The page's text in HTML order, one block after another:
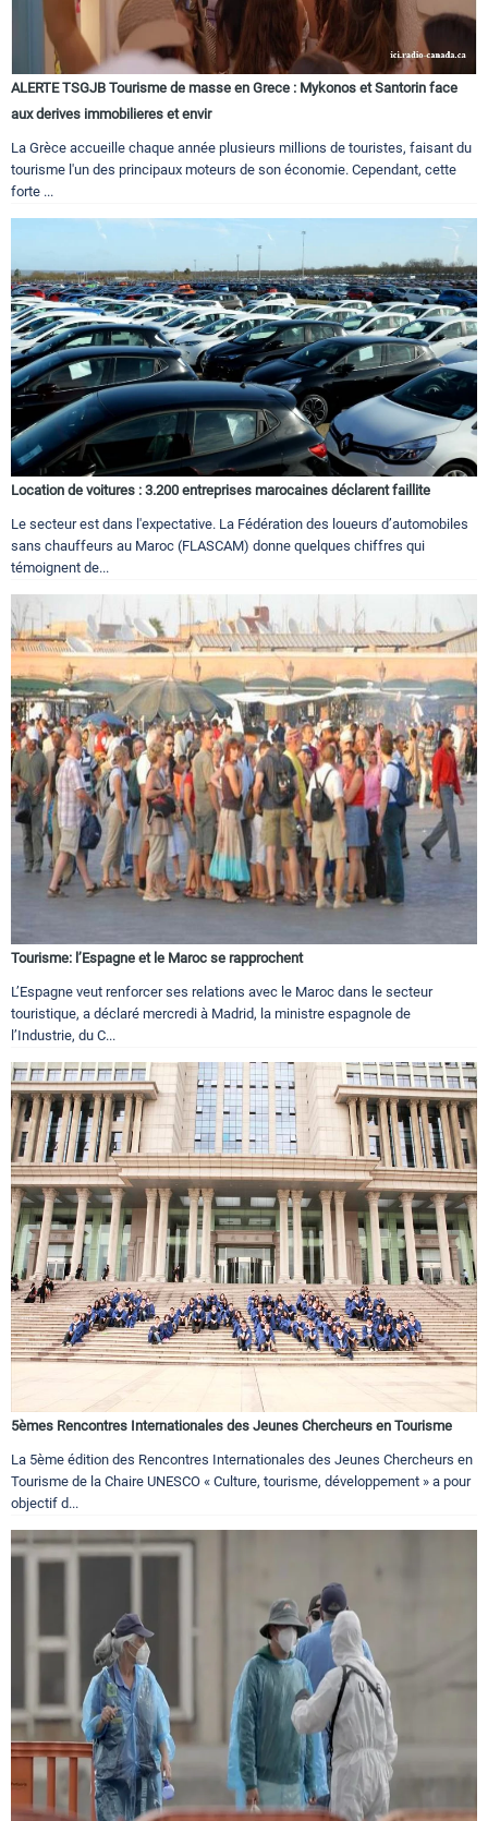
ALERTE TSGJB Tourisme de masse en Grece : Mykonos et Santorin face
aux derives immobilieres et envir
La Grèce accueille chaque année plusieurs millions de touristes, faisant du
tourisme l'un des principaux moteurs de son économie. Cependant, cette
forte ...
Location de voitures : 3.200 entreprises marocaines déclarent faillite
Le secteur est dans l'expectative. La Fédération des loueurs d’automobiles
sans chauffeurs au Maroc (FLASCAM) donne quelques chiffres qui
témoignent de...
Tourisme: l’Espagne et le Maroc se rapprochent
L’Espagne veut renforcer ses relations avec le Maroc dans le secteur
touristique, a déclaré mercredi à Madrid, la ministre espagnole de
l’Industrie, du C...
5èmes Rencontres Internationales des Jeunes Chercheurs en Tourisme
La 5ème édition des Rencontres Internationales des Jeunes Chercheurs en
Tourisme de la Chaire UNESCO « Culture, tourisme, développement » a pour
objectif d...